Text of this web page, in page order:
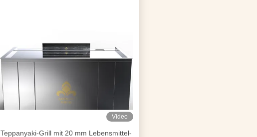
Video
Teppanyaki-Grill mit 20 mm Lebensmittel-